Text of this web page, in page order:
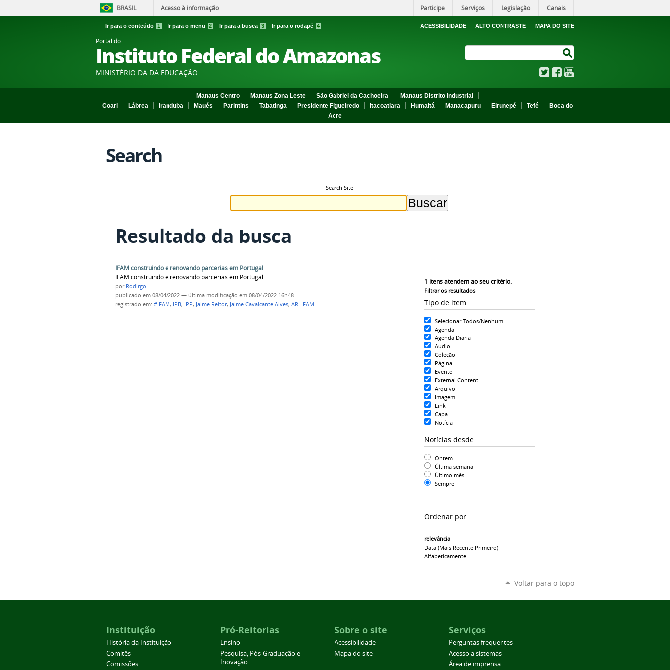
BRASIL Acesso à informação Participe Serviços Legislação Canais
Ir para o conteúdo 1 Ir para o menu 2 Ir para a busca 3 Ir para o rodapé 4 ACESSIBILIDADE ALTO CONTRASTE MAPA DO SITE
Portal do
Instituto Federal do Amazonas
MINISTÉRIO DA DA EDUCAÇÃO TwitterFacebook
Manaus Centro Manaus Zona Leste São Gabriel da Cachoeira
Manaus Distrito Industrial
Coari
Lábrea Iranduba Maués Parintins Tabatinga Presidente Figueiredo Itacoatiara Humaitá Manacapuru Eirunepé Tefé
Boca do
Acre
Search
Search Site
Resultado da busca
1 itens atendem ao seu critério.
Filtrar os resultados
Tipo de item
Selecionar Todos/Nenhum
Agenda
Agenda Diaria
Audio
Coleção
Página
Evento
External Content
Arquivo
Imagem
Link
Capa
Notícia
Notícias desde
Ontem
Última semana
Último mês
Sempre
Ordenar por
relevância
Data (mais Recente Primeiro)
Alfabeticamente
IFAM construindo e renovando parcerias em Portugal
IFAM construindo e renovando parcerias em Portugal
por Rodirgo
publicado em 08/04/2022 — última modificação em 08/04/2022 16h48
registrado em: #IFAM, IPB, IPP, Jaime Reitor, Jaime Cavalcante Alves, ARI IFAM
Voltar para o topo
Instituição
História da Instituição
Comitês
Comissões
Pró-Reitorias
Ensino
Pesquisa, Pós-Graduação e
Inovação
Sobre o site
Acessibilidade
Mapa do site
Serviços
Perguntas frequentes
Acesso a sistemas
Área de imprensa